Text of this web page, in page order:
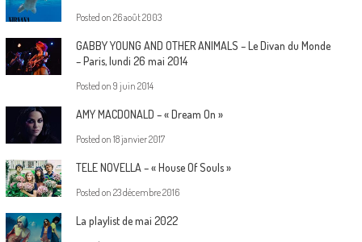
Posted on 26 août 2003
GABBY YOUNG AND OTHER ANIMALS – Le Divan du Monde
– Paris, lundi 26 mai 2014
Posted on 9 juin 2014
AMY MACDONALD – « Dream On »
Posted on 18 janvier 2017
TELE NOVELLA – « House Of Souls »
Posted on 23 décembre 2016
La playlist de mai 2022